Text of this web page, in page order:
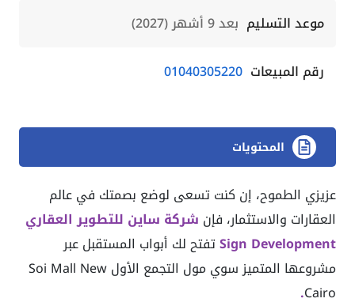
موعد التسليم بعد 9 أشهر (2027)
رقم المبيعات 01040305220
المحتويات
عزيزي الطموح، إن كنت تسعى لوضع بصمتك في عالم
العقارات والاستثمار، فإن شركة ساين للتطوير العقاري
Sign Developmentتفتح لك أبواب المستقبل عبر
مشروعها المتميز سوي مول التجمع الأول Soi Mall New
Cairo
.